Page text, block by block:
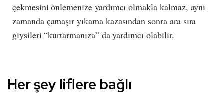
çekmesini önlemenize yardımcı olmakla kalmaz, aynı
zamanda çamaşır yıkama kazasından sonra ara sıra
giysileri “kurtarmanıza” da yardımcı olabilir.
Her şey liflere bağlı